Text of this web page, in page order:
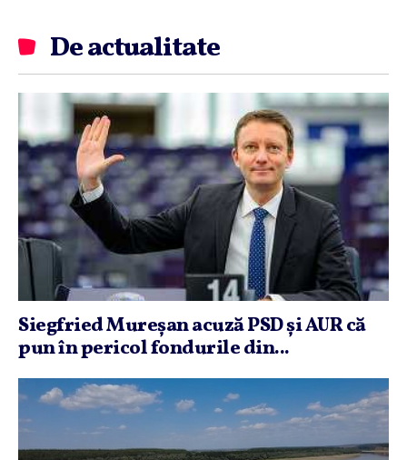
De actualitate
Siegfried Mureşan acuză PSD şi AUR că
pun în pericol fondurile din...